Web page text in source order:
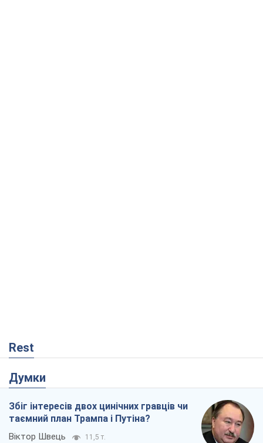
Rest
Думки
Збіг інтересів двох цинічних гравців чи
таємний план Трампа і Путіна?
Віктор Швець 11,5 т.